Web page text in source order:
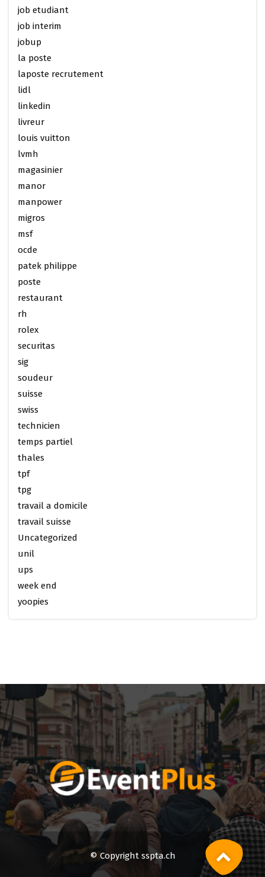
job etudiant
job interim
jobup
la poste
laposte recrutement
lidl
linkedin
livreur
louis vuitton
lvmh
magasinier
manor
manpower
migros
msf
ocde
patek philippe
poste
restaurant
rh
rolex
securitas
sig
soudeur
suisse
swiss
technicien
temps partiel
thales
tpf
tpg
travail a domicile
travail suisse
Uncategorized
unil
ups
week end
yoopies
© Copyright sspta.ch